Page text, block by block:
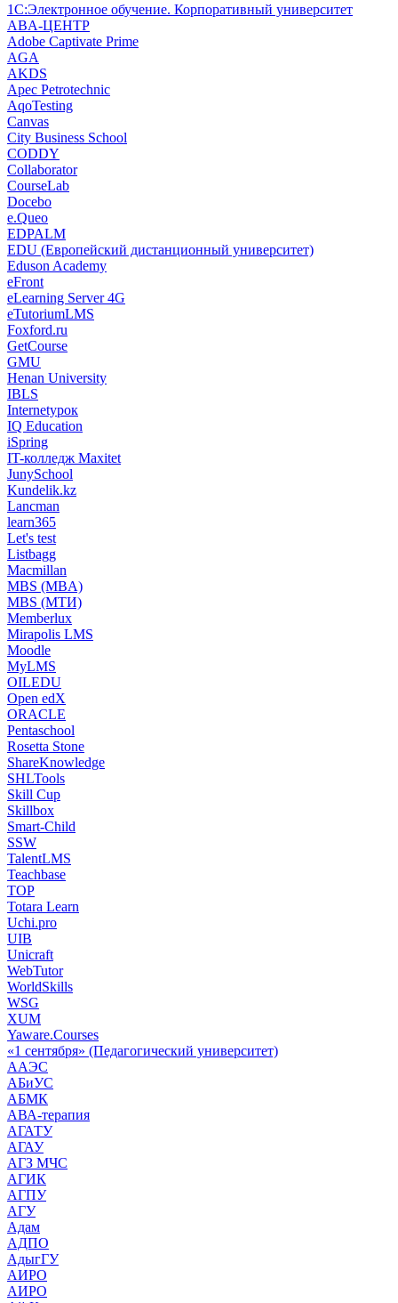
1С:Электронное обучение. Корпоративный университет
ABA-ЦЕНТР
Adobe Captivate Prime
AGA
AKDS
Apec Petrotechnic
AqoTesting
Canvas
City Business School
CODDY
Collaborator
CourseLab
Docebo
e.Queo
EDPALM
EDU (Европейский дистанционный университет)
Eduson Academy
eFront
eLearning Server 4G
eTutoriumLMS
Foxford.ru
GetCourse
GMU
Henan University
IBLS
Internetурок
IQ Education
iSpring
IT-колледж Maxitet
JunySchool
Kundelik.kz
Lancman
learn365
Let's test
Listbagg
Macmillan
MBS (MBA)
MBS (МТИ)
Memberlux
Mirapolis LMS
Moodle
MyLMS
OILEDU
Open edX
ORACLE
Pentaschool
Rosetta Stone
ShareKnowledge
SHLTools
Skill Cup
Skillbox
Smart-Child
SSW
TalentLMS
Teachbase
TOP
Totara Learn
Uchi.pro
UIB
Unicraft
WebTutor
WorldSkills
WSG
XUM
Yaware.Courses
«1 сентября» (Педагогический университет)
ААЭС
АБиУС
АБМК
АВА-терапия
АГАТУ
АГАУ
АГЗ МЧС
АГИК
АГПУ
АГУ
Адам
АДПО
АдыгГУ
АИРО
АИРО